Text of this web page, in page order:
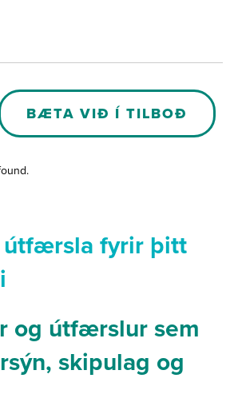
BÆTA VIÐ Í TILBOÐ
útfærsla fyrir þitt
og útfærslur sem
skipulag og